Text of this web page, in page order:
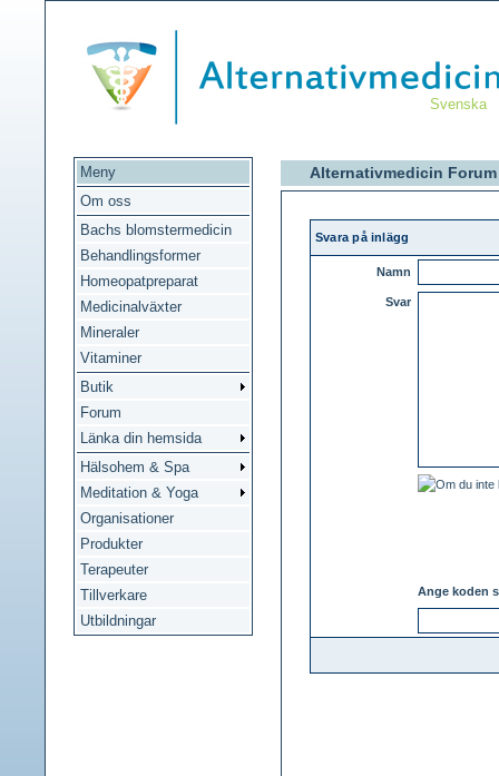
Svenska
Meny
Om oss
Bachs blomstermedicin
Behandlingsformer
Homeopatpreparat
Medicinalväxter
Mineraler
Vitaminer
Butik
Forum
Länka din hemsida
Hälsohem & Spa
Meditation & Yoga
Organisationer
Produkter
Terapeuter
Tillverkare
Utbildningar
Alternativmedicin Forum
Svara på inlägg
Namn
Svar
Ange koden